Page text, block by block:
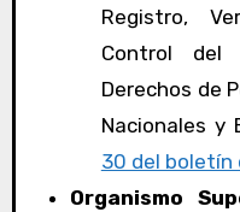
Registro,
Control del
Derechos de
Nacionales y
30 del boletín
Organismo